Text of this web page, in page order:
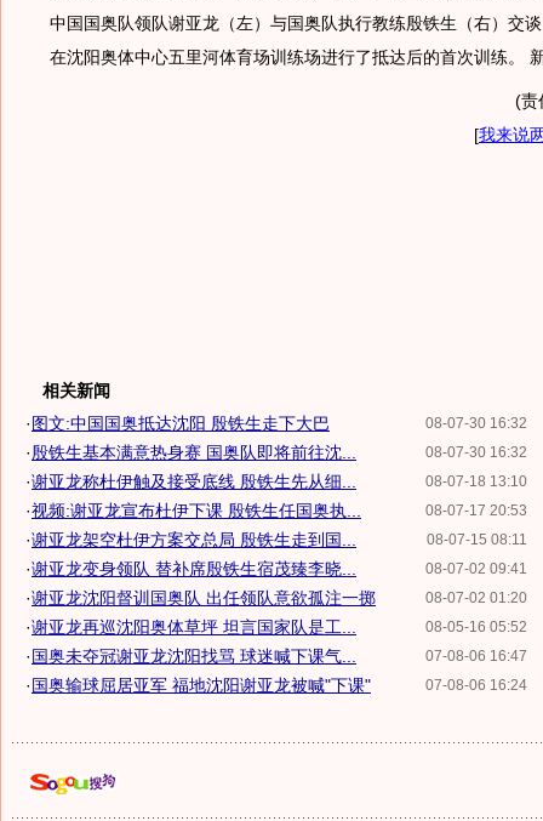
中国国奥队领队谢亚龙（左）与国奥队执行教练殷铁生（右）交
在沈阳奥体中心五里河体育场训练场进行了抵达后的首次训练。
(责
[我来说
相关新闻
08-07-30 16:32
·图文:中国国奥抵达沈阳 殷铁生走下大巴
08-07-30 16:32
·殷铁生基本满意热身赛 国奥队即将前往沈...
08-07-18 13:10
·谢亚龙称杜伊触及接受底线 殷铁生先从细...
08-07-17 20:53
·视频:谢亚龙宣布杜伊下课 殷铁生任国奥执...
08-07-15 08:11
·谢亚龙架空杜伊方案交总局 殷铁生走到国...
08-07-02 09:41
·谢亚龙变身领队 替补席殷铁生宿茂臻李晓...
08-07-02 01:20
·谢亚龙沈阳督训国奥队 出任领队意欲孤注一掷
08-05-16 05:52
·谢亚龙再巡沈阳奥体草坪 坦言国家队是工...
07-08-06 16:47
·国奥未夺冠谢亚龙沈阳找骂 球迷喊下课气...
07-08-06 16:24
·国奥输球屈居亚军 福地沈阳谢亚龙被喊"下课"